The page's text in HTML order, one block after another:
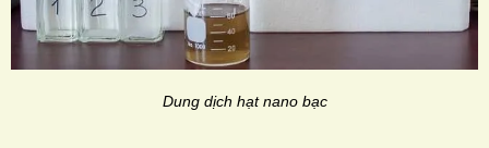
Dung dịch hạt nano bạc